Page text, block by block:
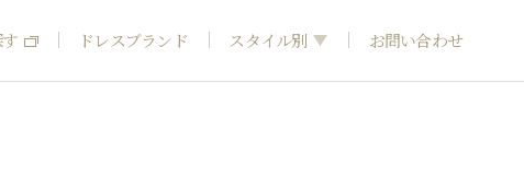
ドレスブランド スタイル別 お問い合わせ